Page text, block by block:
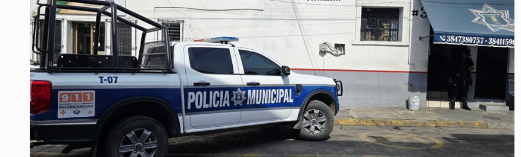
Casa Blanca niega desacuerdo entre Trump y Hegseth por falta de municiones
Anuncian comité ciudadano para exigir la liberación de Ernesto Ruffo
Quinto Patio
Sheinbaum anuncia refuerzo de seguridad en Michoacán para reactivar exportación de aguacate